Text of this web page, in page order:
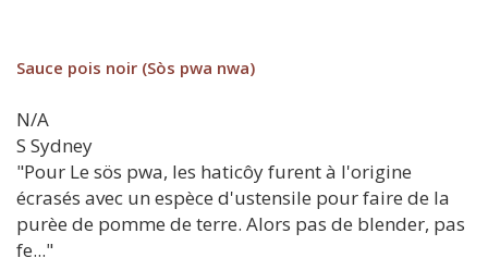
Sauce pois noir (Sòs pwa nwa)
N/A
S Sydney
"Pour Le sös pwa, les haticôy furent à l'origine
écrasés avec un espèce d'ustensile pour faire de la
purèe de pomme de terre. Alors pas de blender, pas
fe..."